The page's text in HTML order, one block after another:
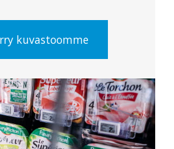
kuvastoomme